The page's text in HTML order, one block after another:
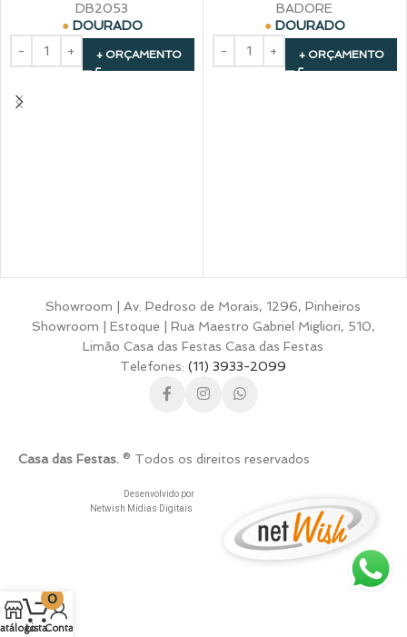
DB2053
DOURADO
+ ORÇAMENTO
BADORE
DOURADO
+ ORÇAMENTO
Showroom | Av. Pedroso de Morais, 1296, Pinheiros
Showroom | Estoque | Rua Maestro Gabriel Migliori, 510,
Limão Casa das Festas Casa das Festas
Telefones:(11) 3933-2099
Casa das Festas. ® Todos os direitos reservados
Desenvolvido por
Netwish Mídias Digitais
0
ListaConta